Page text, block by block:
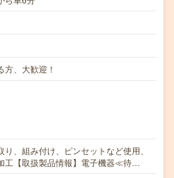
、大歓迎！
、組み付け、ピンセットなど使用、
工【取扱製品情報】電子機器≪待…